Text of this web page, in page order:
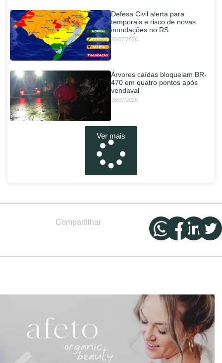
Defesa Civil alerta para
temporais e risco de novas
inundações no RS
28/07/2026
Árvores caídas bloqueiam BR-
470 em quatro pontos após
vendaval
28/07/2026
Ver mais
Compartilhar